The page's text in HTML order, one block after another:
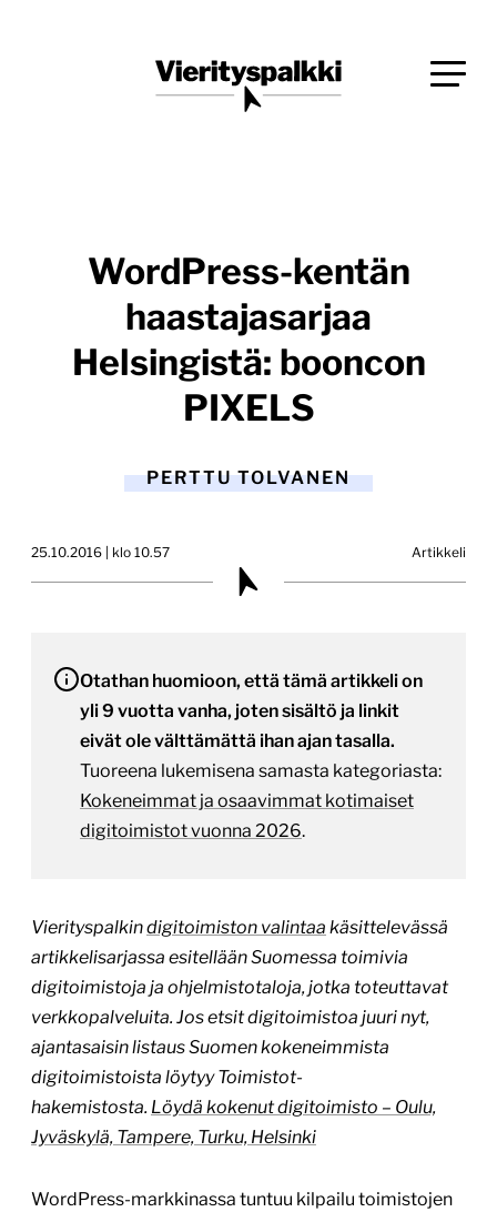
Vierityspalkki.fi
WordPress-kentän
haastajasarjaa
Helsingistä: booncon
PIXELS
PERTTU TOLVANEN
25.10.2016 | klo 10.57 Artikkeli
Otathan huomioon, että tämä artikkeli on
yli 9 vuotta vanha, joten sisältö ja linkit
eivät ole välttämättä ihan ajan tasalla.
Tuoreena lukemisena samasta kategoriasta:
Kokeneimmat ja osaavimmat kotimaiset
digitoimistot vuonna 2026.
Vierityspalkindigitoimiston valintaa käsittelevässä
artikkelisarjassa esitellään Suomessa toimivia
digitoimistoja ja ohjelmistotaloja, jotka toteuttavat
verkkopalveluita. Jos etsit digitoimistoa juuri nyt,
ajantasaisin listaus Suomen kokeneimmista
digitoimistoista löytyy Toimistot-
hakemistosta. Löydä kokenut digitoimisto – Oulu,
Jyväskylä, Tampere, Turku, Helsinki
WordPress-markkinassa tuntuu kilpailu toimistojen